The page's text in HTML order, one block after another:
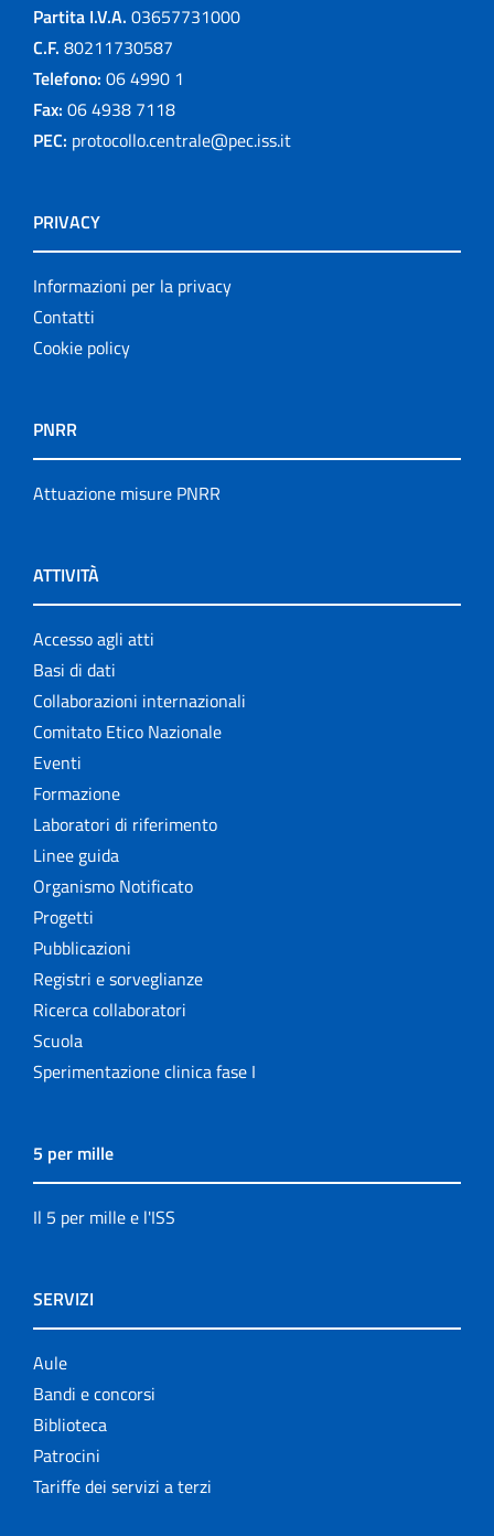
Partita I.V.A. 03657731000
C.F. 80211730587
Telefono: 06 4990 1
Fax: 06 4938 7118
PEC: protocollo.centrale@pec.iss.it
PRIVACY
Informazioni per la privacy
Contatti
Cookie policy
PNRR
Attuazione misure PNRR
ATTIVITÀ
Accesso agli atti
Basi di dati
Collaborazioni internazionali
Comitato Etico Nazionale
Eventi
Formazione
Laboratori di riferimento
Linee guida
Organismo Notificato
Progetti
Pubblicazioni
Registri e sorveglianze
Ricerca collaboratori
Scuola
Sperimentazione clinica fase I
5 per mille
Il 5 per mille e l'ISS
SERVIZI
Aule
Bandi e concorsi
Biblioteca
Patrocini
Tariffe dei servizi a terzi